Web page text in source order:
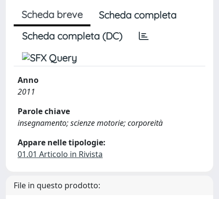
Scheda breve
Scheda completa
Scheda completa (DC)
Anno
2011
Parole chiave
insegnamento; scienze motorie; corporeità
Appare nelle tipologie:
01.01 Articolo in Rivista
File in questo prodotto: